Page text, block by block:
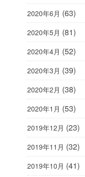
2020年6月 (63)
2020年5月 (81)
2020年4月 (52)
2020年3月 (39)
2020年2月 (38)
2020年1月 (53)
2019年12月 (23)
2019年11月 (32)
2019年10月 (41)